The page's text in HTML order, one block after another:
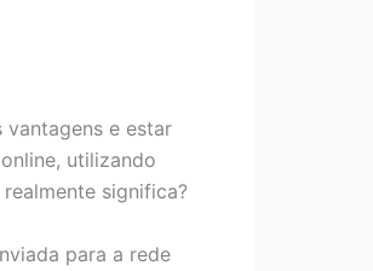
vantagens e estar
utilizando
significa?
para a rede